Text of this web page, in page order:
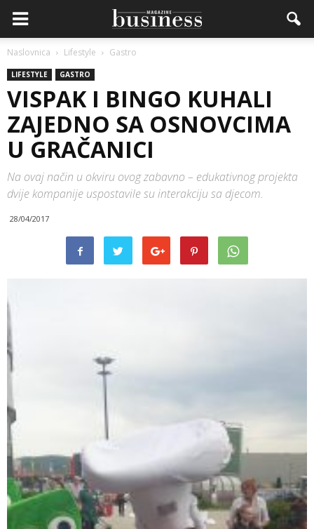
Naslovnica Lifestyle Gastro
LIFESTYLE GASTRO
VISPAK I BINGO KUHALI
ZAJEDNO SA OSNOVCIMA
U GRAČANICI
Na ovaj način u okviru ovog zabavno – edukativnog projekta
dvije kompanije uspostavile su interakciju sa djecom.
28/04/2017